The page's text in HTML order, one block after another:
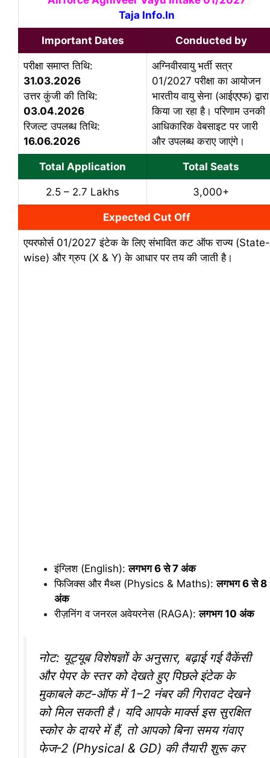
Taja Info.In
Important Dates Conducted by
परीक्षा समाप्त तिथि:
31.03.2026
उत्तर कुंजी की तिथि:
03.04.2026
रिजल्ट उपलब्ध तिथि:
16.06.2026
अग्निवीरवायु भर्ती सत्र
01/2027 परीक्षा का आयोजन
भारतीय वायु सेना (आईएएफ) द्वारा
किया जा रहा है। परिणाम उनकी
आधिकारिक वेबसाइट पर जारी
और उपलब्ध कराए जाएंगे।
Total Application Total Seats
2.5 – 2.7 Lakhs 3,000+
Expected Cut Off
एयरफोर्स 01/2027 इंटेक के लिए संभावित कट ऑफ राज्य (State-
wise) और ग्रुप (X & Y) के आधार पर तय की जाती है।
इंग्लिश (English):लगभग 6 से 7 अंक
फिजिक्स और मैथ्स (Physics & Maths):लगभग 6 से 8
अंक
रीज़निंग व जनरल अवेयरनेस (RAGA):लगभग 10 अंक
नोट: यूट्यूब विशेषज्ञों के अनुसार, बढ़ाई गई वैकेंसी
और पेपर के स्तर को देखते हुए पिछले इंटेक के
मुकाबले कट-ऑफ में 1−2 नंबर की गिरावट देखने
को मिल सकती है। यदि आपके मार्क्स इस सुरक्षित
स्कोर के दायरे में हैं, तो आपको बिना समय गंवाए
फेज-2 (Physical & GD) की तैयारी शुरू कर